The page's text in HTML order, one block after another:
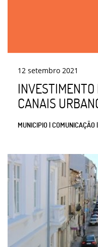
12 setembro 2021
CANAIS
MUNICIPIO | COMUNICAÇÃO